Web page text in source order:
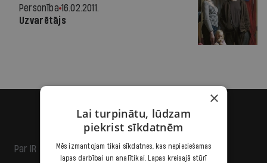
Personība 16.02.2011.
Uzvarētājs
Par IR
×
Lai turpinātu, lūdzam
piekrist sīkdatnēm
Mēs izmantojam tikai sīkdatnes, kas nepieciešamas
lapas darbībai un analītikai. Lapas kreisajā stūrī